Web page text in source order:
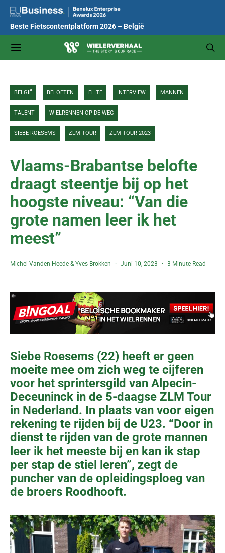
Beste Fietscontentplatform 2026 – België
BELGIË BELOFTEN ELITE INTERVIEW MANNEN
TALENT WIELRENNEN OP DE WEG
SIEBE ROESEMS ZLM TOUR ZLM TOUR 2023
Vlaams-Brabantse belofte
draagt steentje bij op het
hoogste niveau: “Van die
grote namen leer ik het
meest”
Michel Vanden Heede &Yves Brokken Juni 10, 2023 3 Minute Read
Siebe Roesems (22) heeft er geen
moeite mee om zich weg te cijferen
voor het sprintersgild van Alpecin-
Deceuninck in de 5-daagse ZLM Tour
in Nederland. In plaats van voor eigen
rekening te rijden bij de U23. “Door in
dienst te rijden van de grote mannen
leer ik het meeste bij en kan ik stap
per stap de stiel leren”, zegt de
puncher van de opleidingsploeg van
de broers Roodhooft.